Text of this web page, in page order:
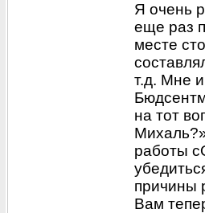
Я очень
еще раз
месте
т.д. Мне
на тот
работы
причины
Вам